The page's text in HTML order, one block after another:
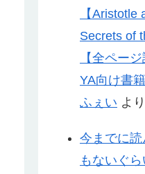
【
Secrets of
【全ペー
YA向け書
ふぇい より
今までに読
もないぐ